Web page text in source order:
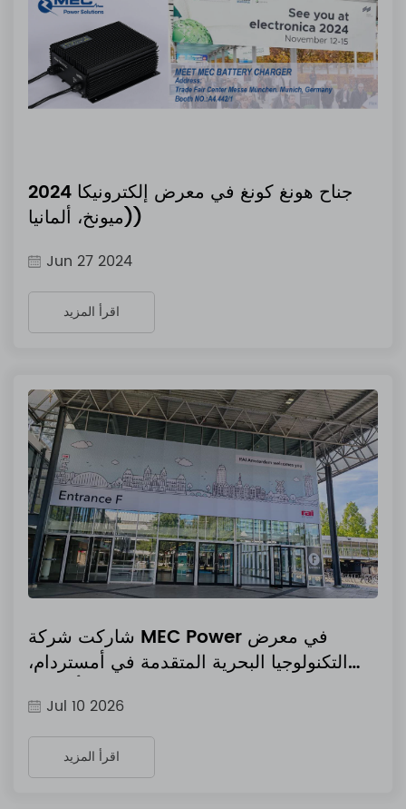
جناح هونغ كونغ في معرض إلكترونيكا 2024
(ميونخ، ألمانيا)
Jun 27 2024
اقرأ المزيد
شاركت شركة MEC Power في معرض
التكنولوجيا البحرية المتقدمة في أمستردام،
Jul 10 2026
اقرأ المزيد